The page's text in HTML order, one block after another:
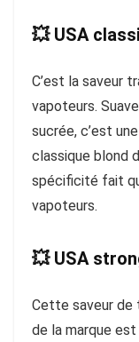
💥 USA
C’est la saveur
vapoteurs.
sucrée, c’est
classique blond
spécificité fait
vapoteurs.
💥 USA
Cette saveur de
de la marque